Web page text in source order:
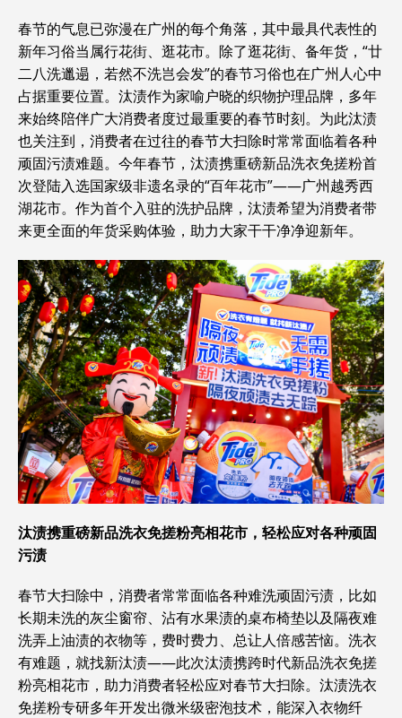
春节的气息已弥漫在广州的每个角落，其中最具代表性的
新年习俗当属行花街、逛花市。除了逛花街、备年货，“廿
二八洗邋遢，若然不洗岂会发”的春节习俗也在广州人心中
占据重要位置。汰渍作为家喻户晓的织物护理品牌，多年
来始终陪伴广大消费者度过最重要的春节时刻。为此汰渍
也关注到，消费者在过往的春节大扫除时常常面临着各种
顽固污渍难题。今年春节，汰渍携重磅新品洗衣免搓粉首
次登陆入选国家级非遗名录的“百年花市”——广州越秀西
湖花市。作为首个入驻的洗护品牌，汰渍希望为消费者带
来更全面的年货采购体验，助力大家干干净净迎新年。
汰渍携重磅新品洗衣免搓粉亮相花市，轻松应对各种顽固
污渍
春节大扫除中，消费者常常面临各种难洗顽固污渍，比如
长期未洗的灰尘窗帘、沾有水果渍的桌布椅垫以及隔夜难
洗弄上油渍的衣物等，费时费力、总让人倍感苦恼。洗衣
有难题，就找新汰渍——此次汰渍携跨时代新品洗衣免搓
粉亮相花市，助力消费者轻松应对春节大扫除。汰渍洗衣
免搓粉专研多年开发出微米级密泡技术，能深入衣物纤